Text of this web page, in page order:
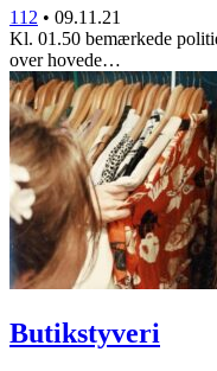
112 • 09.11.21
Kl. 01.50 bemærkede
over hovede…
Butikstyveri